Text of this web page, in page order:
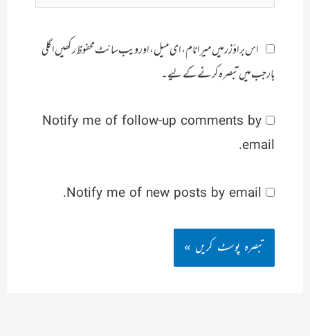
اس براؤزر میں میرا نام، ای میل، اور ویب سائٹ محفوظ رکھیں اگلی
بار جب میں تبصرہ کرنے کےلیے۔
Notify me of follow-up comments by
email.
Notify me of new posts by email.